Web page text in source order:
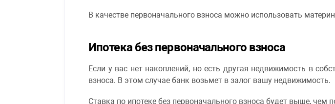
В качестве первоначального взноса можно использовать
Ипотека без первоначального взноса
Если у вас нет накоплений, но есть другая недвижимость в
взноса. В этом случае банк возьмет в залог вашу недвижимость.
Ставка по ипотеке без первоначального взноса будет выше, чем